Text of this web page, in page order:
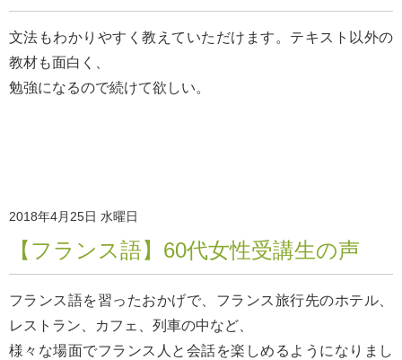
文法もわかりやすく教えていただけます。テキスト以外の
教材も面白く、
勉強になるので続けて欲しい。
2018年4月25日 水曜日
【フランス語】60代女性受講生の声
フランス語を習ったおかげで、フランス旅行先のホテル、
レストラン、カフェ、列車の中など、
様々な場面でフランス人と会話を楽しめるようになりまし